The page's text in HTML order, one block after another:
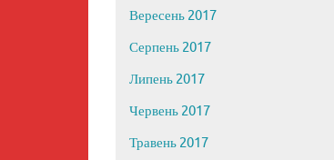
Вересень 2017
Серпень 2017
Липень 2017
Червень 2017
Травень 2017